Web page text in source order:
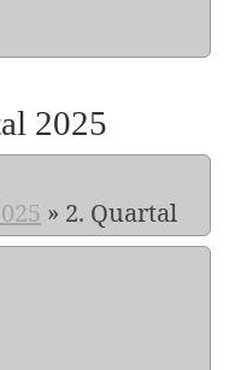
2025
» 2. Quartal